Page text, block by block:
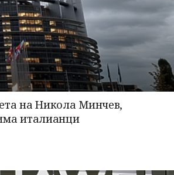
на Никола Минчев,
италианци